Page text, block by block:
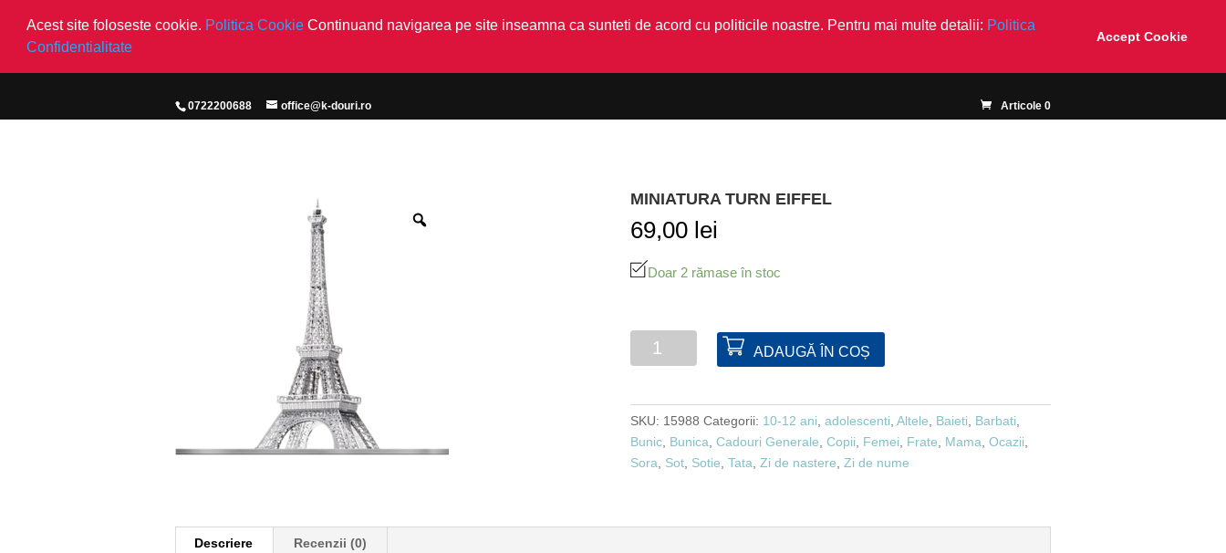
Acest site foloseste cookie. Politica Cookie Continuand navigarea pe site inseamna ca sunteti de acord cu politicile noastre. Pentru mai multe detalii: Politica
Confidentialitate
Accept Cookie
0722200688 office@k-douri.ro Articole 0
MINIATURA TURN EIFFEL
69,00 lei
Doar 2 rămase în stoc
Cantitate
Eiffel
ADAUGĂ ÎN COȘ
SKU: 15988 Categorii: 10-12 ani ,adolescenti ,Altele Baieti Barbati
Bunic Bunica ,Cadouri Generale ,Copii Femei Frate Mama ,Ocazii
Sora
Sot Sotie ,Tata ,Zi de nastere ,Zi de nume
Descriere Recenzii (0)